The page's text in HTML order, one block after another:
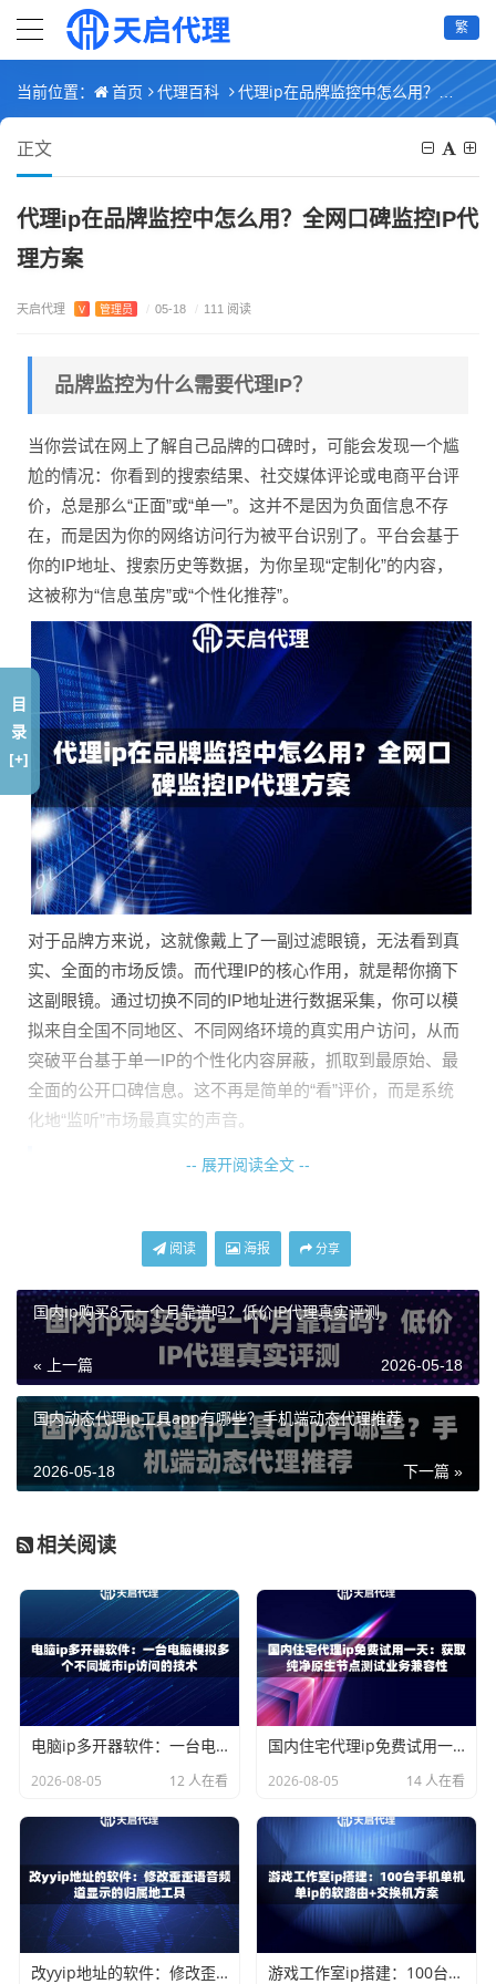
繁
当前位置： 首页 代理百科 代理ip在品牌监控中怎么用？全网口碑监控IP代理方案
正文
代理ip在品牌监控中怎么用？全网口碑监控IP代
理方案
天启代理 V 管理员 / 05-18 / 111 阅读
品牌监控为什么需要代理IP？
当你尝试在网上了解自己品牌的口碑时，可能会发现一个尴
尬的情况：你看到的搜索结果、社交媒体评论或电商平台评
价，总是那么“正面”或“单一”。这并不是因为负面信息不存
在，而是因为你的网络访问行为被平台识别了。平台会基于
你的IP地址、搜索历史等数据，为你呈现“定制化”的内容，
这被称为“信息茧房”或“个性化推荐”。
对于品牌方来说，这就像戴上了一副过滤眼镜，无法看到真
实、全面的市场反馈。而代理IP的核心作用，就是帮你摘下
这副眼镜。通过切换不同的IP地址进行数据采集，你可以模
拟来自全国不同地区、不同网络环境的真实用户访问，从而
突破平台基于单一IP的个性化内容屏蔽，抓取到最原始、最
全面的公开口碑信息。这不再是简单的“看”评价，而是系统
化地“监听”市场最真实的声音。
构建全网口碑监控的代理IP方案核心
一套有效的口碑监控方案，不仅仅是频繁更换IP，更需要策
略和稳定性。以下是基于代理IP实现监控的几个核心要点：
1. 地域覆盖的广度与真实性：口碑往往带有地域性特征。一
线城市的用户反馈可能聚焦于品牌调性，而下沉市场更关注
性价比。你需要能模拟全国不同城市访问的IP资源。例如天
启代理提供的全国200+城市节点，其自建机房的纯净网络，
能确保你获取的IP具备真实的地域属性，而非虚拟定位，这
样采集到的地域化口碑数据才具有分析价值。
2. 请求的稳定与高成功率：监控是7x24小时不间断的自动化
集中断、遗漏关键信息。这就要求代理IP服务商能提供
用率（≥99%）和低延迟（如≤10毫秒）的服务。高可用率保
证了监控脚本的持续运行，低延迟则确保在大量并发抓取时
效率不打折，快速获取页面内容。
3. IP轮换的策略与去重：
对同一个目标网站高频访问，即使
更换IP，也可能因IP段被识别而遭到封禁。需要智能的IP轮
换策略。这包括：
按需轮换：
每次请求自动更换IP，适用于高频抓取。
会话保持：对需要登录或连续操作的监控任务，使用一
个IP维持一段时间（如天启代理提供的1-24小时长效静
态IP）。
资源去重：确保轮换出的IP不重复，避免“撞车”。天启
代理支持多种去重模式，能有效过滤重复资源，提升IP
利用效率。
-- 展开阅读全文 --
阅读 海报 分享
国内ip购买8元一个月靠谱吗？低价IP代理真实评测
« 上一篇 2026-05-18
国内动态代理ip工具app有哪些？手机端动态代理推荐
下一篇 »
2026-05-18
相关阅读
电脑ip多开器软件：一台电脑模拟多个不同城市ip访问的技术
2026-08-05 12 人在看
国内住宅代理ip免费试用一天：获取纯净原生节点测试业务兼容性
2026-08-05 14 人在看
改yyip地址的软件：修改歪歪语音频道显示的归属地工具 游戏工作室ip搭建：100台手机单机单ip的软路由+交换机方案
目
录
[+]